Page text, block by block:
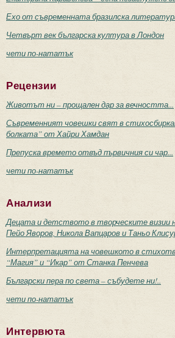
Ехо от съвременната бразилска
Четвърт век българска култура в Лондон
чети по-нататък
Рецензии
Животът ни – прощален дар за вечността...
Съвременният човешки свят в
болката” от Хайри Хамдан
Препуска времето отвъд първичния си чар...
чети по-нататък
Анализи
Децата и детството в творческите визии
Пейо Яворов, Никола Вапцаров и Таньо
Интерпретацията на човешкото в
“Магия” и “Икар” от Станка Пенчева
Български пера по света – събудете ни!..
чети по-нататък
Интервюта